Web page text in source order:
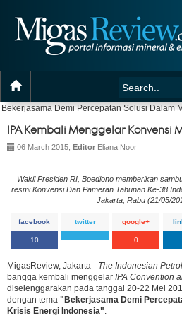
Bekerjasama Demi Percepatan Solusi Dalam
IPA Kembali Menggelar Konvensi
06 March 2015, Editor Eliana Noor
Wakil Presiden RI, Boediono memberikan
resmi Konvensi Dan Pameran Tahunan Ke-38
Jakarta, Rabu (21/05/
facebook
10
twitter google+
0
MigasReview, Jakarta - The Indonesian
bangga kembali menggelar IPA Convention
diselenggarakan pada tanggal 20-22 Mei
dengan tema "Bekerjasama Demi
Krisis Energi Indonesia".